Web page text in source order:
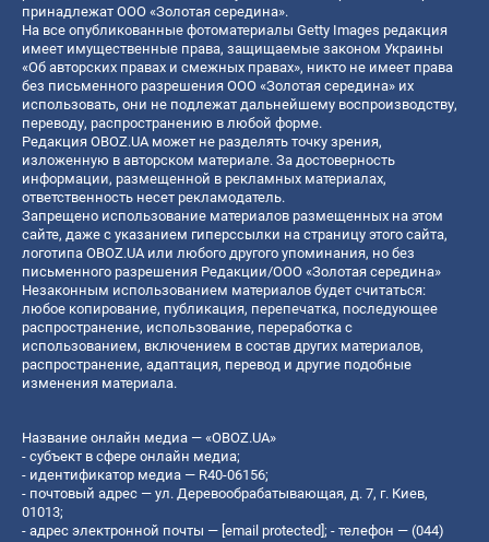
принадлежат ООО «Золотая середина».
На все опубликованные фотоматериалы Getty Images редакция
имеет имущественные права, защищаемые законом Украины
«Об авторских правах и смежных правах», никто не имеет права
без письменного разрешения ООО «Золотая середина» их
использовать, они не подлежат дальнейшему воспроизводству,
переводу, распространению в любой форме.
Редакция OBOZ.UA может не разделять точку зрения,
изложенную в авторском материале. За достоверность
информации, размещенной в рекламных материалах,
ответственность несет рекламодатель.
Запрещено использование материалов размещенных на этом
сайте, даже с указанием гиперссылки на страницу этого сайта,
логотипа OBOZ.UA или любого другого упоминания, но без
письменного разрешения Редакции/ООО «Золотая середина»
Незаконным использованием материалов будет считаться:
любое копирование, публикация, перепечатка, последующее
распространение, использование, переработка с
использованием, включением в состав других материалов,
распространение, адаптация, перевод и другие подобные
изменения материала.
Название онлайн медиа — «OBOZ.UA»
- субъект в сфере онлайн медиа;
- идентификатор медиа — R40-06156;
- почтовый адрес — ул. Деревообрабатывающая, д. 7, г. Киев,
01013;
- адрес электронной почты — [email protected] ; - телефон — (044)